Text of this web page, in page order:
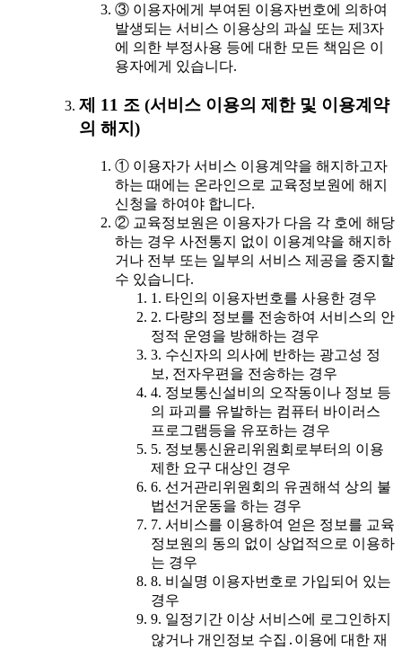
③ 이용자에게 부여된 이용자번호에 의하여
발생되는 서비스 이용상의 과실 또는 제3자
에 의한 부정사용 등에 대한 모든 책임은 이
용자에게 있습니다.
제 11 조 (서비스 이용의 제한 및 이용계약
의 해지)
① 이용자가 서비스 이용계약을 해지하고자
하는 때에는 온라인으로 교육정보원에 해지
신청을 하여야 합니다.
② 교육정보원은 이용자가 다음 각 호에 해당
하는 경우 사전통지 없이 이용계약을 해지하
거나 전부 또는 일부의 서비스 제공을 중지할
수 있습니다.
1. 타인의 이용자번호를 사용한 경우
2. 다량의 정보를 전송하여 서비스의 안
정적 운영을 방해하는 경우
3. 수신자의 의사에 반하는 광고성 정
보, 전자우편을 전송하는 경우
4. 정보통신설비의 오작동이나 정보 등
의 파괴를 유발하는 컴퓨터 바이러스
프로그램등을 유포하는 경우
5. 정보통신윤리위원회로부터의 이용
제한 요구 대상인 경우
6. 선거관리위원회의 유권해석 상의 불
법선거운동을 하는 경우
7. 서비스를 이용하여 얻은 정보를 교육
정보원의 동의 없이 상업적으로 이용하
는 경우
8. 비실명 이용자번호로 가입되어 있는
경우
9. 일정기간 이상 서비스에 로그인하지
않거나 개인정보 수집․이용에 대한 재